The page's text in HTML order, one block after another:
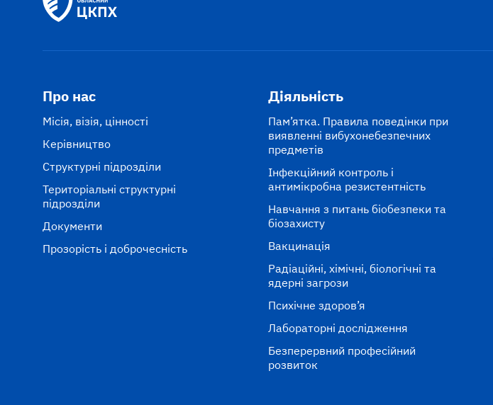
Про нас
Місія, візія, цінності
Керівництво
Структурні підрозділи
Територіальні структурні
підрозділи
Документи
Прозорість і доброчесність
Діяльність
Пам’ятка. Правила поведінки при
виявленні вибухонебезпечних
предметів
Інфекційний контроль і
антимікробна резистентність
Навчання з питань біобезпеки та
біозахисту
Вакцинація
Радіаційні, хімічні, біологічні та
ядерні загрози
Психічне здоров’я
Лабораторні дослідження
Безперервний професійний
розвиток